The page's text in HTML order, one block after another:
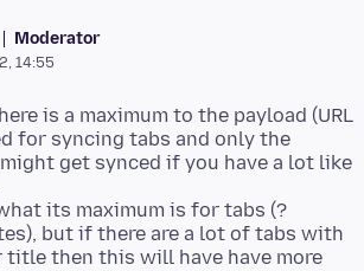
Moderator
14:55
is a maximum to the payload (URL
for syncing tabs and only the
get synced if you have a lot like
its maximum is for tabs (?
but if there are a lot of tabs with
title then this will have have more